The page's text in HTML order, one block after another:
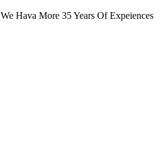
We Hava More 35 Years Of Expeiences